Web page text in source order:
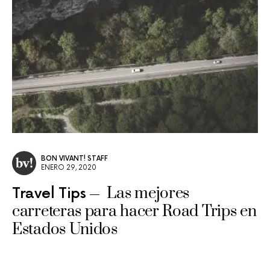
BON VIVANT! STAFF
ENERO 29, 2020
Travel Tips
Las mejores
carreteras para hacer Road Trips en
Estados Unidos